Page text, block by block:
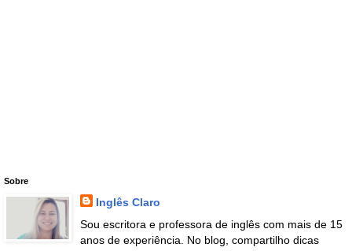
Sobre
Inglês Claro
Sou escritora e professora de inglês com mais de 15
anos de experiência. No blog, compartilho dicas